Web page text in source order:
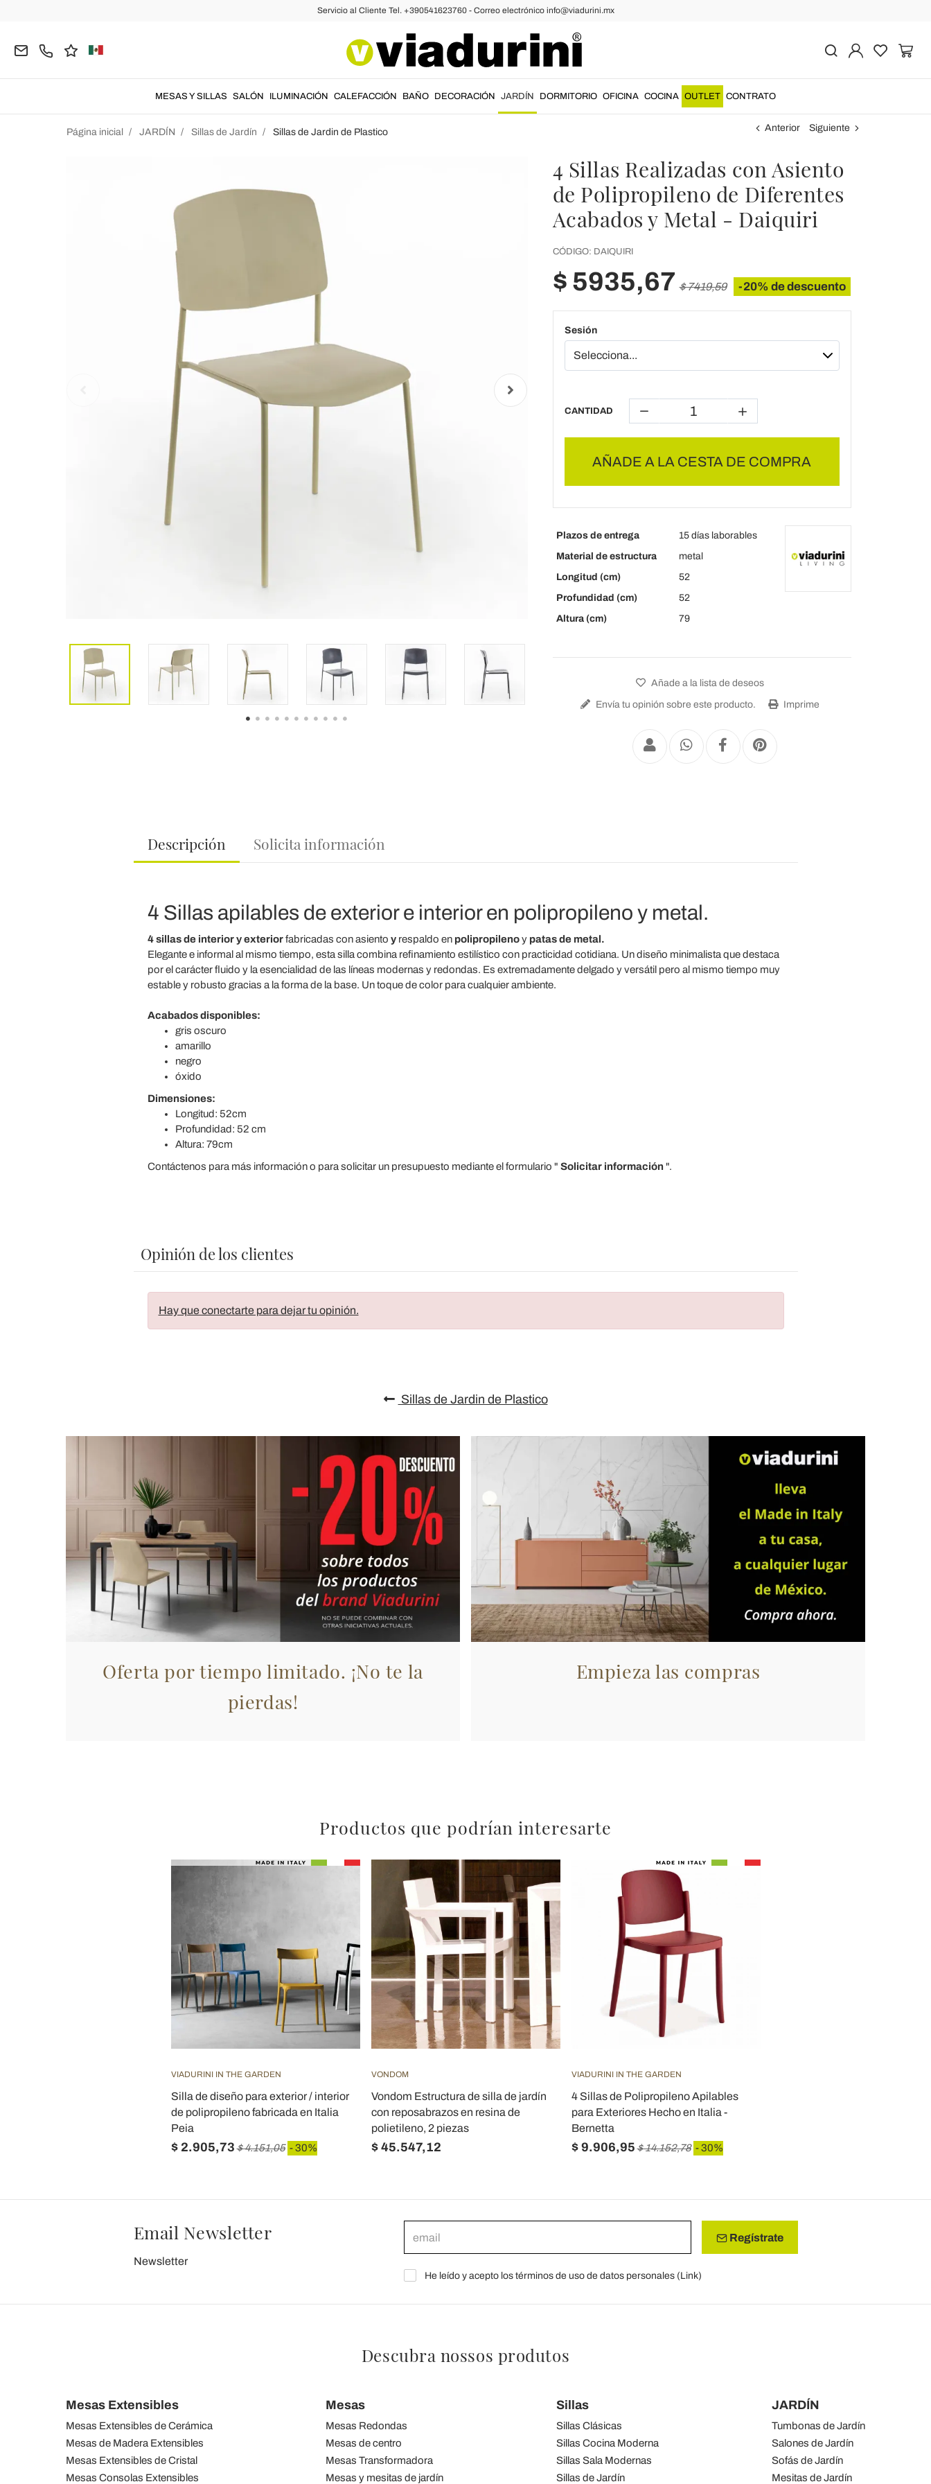
Servicio al Cliente Tel. +390541623760 - Correo electrónico info@viadurini.mx
MESAS Y SILLAS SALÓN ILUMINACIÓN CALEFACCIÓN BAÑO DECORACIÓN JARDÍN DORMITORIO OFICINA COCINA OUTLET CONTRATO
Página inicial JARDÍN Sillas de Jardín Sillas de Jardin de Plastico Anterior Siguiente
4 Sillas Realizadas con Asiento
de Polipropileno de Diferentes
Acabados y Metal - Daiquiri
CÓDIGO: DAIQUIRI
$ 5935,67 $ 7419,59 -20% de descuento
Sesión
CANTIDAD
AÑADE A LA CESTA DE COMPRA
Plazos de entrega
15 días laborables
Material de estructura
metal
Longitud (cm)
52
Profundidad (cm)
52
Altura (cm)
79
Añade a la lista de deseos
Envía tu opinión sobre este producto. Imprime
Descripción Solicita información
4 Sillas apilables de exterior e interior en polipropileno y metal.
4 sillas de interior y exteriorfabricadas con asiento yrespaldo en polipropilenoy patas de metal.
Elegante e informal al mismo tiempo, esta silla combina refinamiento estilístico con practicidad cotidiana. Un diseño minimalista que destaca
por el carácter fluido y la esencialidad de las líneas modernas y redondas. Es extremadamente delgado y versátil pero al mismo tiempo muy
estable y robusto gracias a la forma de la base. Un toque de color para cualquier ambiente.
Acabados disponibles:
gris oscuro
amarillo
negro
óxido
Dimensiones:
Longitud: 52cm
Profundidad: 52 cm
Altura: 79cm
Contáctenos para más información o para solicitar un presupuesto mediante el formulario " Solicitar información ".
Opinión de los clientes
Hay que conectarte para dejar tu opinión.
Sillas de Jardin de Plastico
Oferta por tiempo limitado. ¡No te la
pierdas!
Empieza las compras
Productos que podrían interesarte
VIADURINI IN THE GARDEN
Silla de diseño para exterior / interior
de polipropileno fabricada en Italia
Peia
$ 2.905,73 $ 4.151,05 - 30%
VONDOM
Vondom Estructura de silla de jardín
con reposabrazos en resina de
polietileno, 2 piezas
$ 45.547,12
VIADURINI IN THE GARDEN
4 Sillas de Polipropileno Apilables
para Exteriores Hecho en Italia -
Bernetta
$ 9.906,95 $ 14.152,78 - 30%
Email Newsletter
Newsletter
Regístrate
He leído y acepto los términos de uso de datos personales (Link)
Descubra nossos produtos
Mesas Extensibles
Mesas Extensibles de Cerámica
Mesas de Madera Extensibles
Mesas Extensibles de Cristal
Mesas Consolas Extensibles
Mesas
Mesas Redondas
Mesas de centro
Mesas Transformadora
Mesas y mesitas de jardín
Sillas
Sillas Clásicas
Sillas Cocina Moderna
Sillas Sala Modernas
Sillas de Jardín
JARDÍN
Tumbonas de Jardín
Salones de Jardín
Sofás de Jardín
Mesitas de Jardín